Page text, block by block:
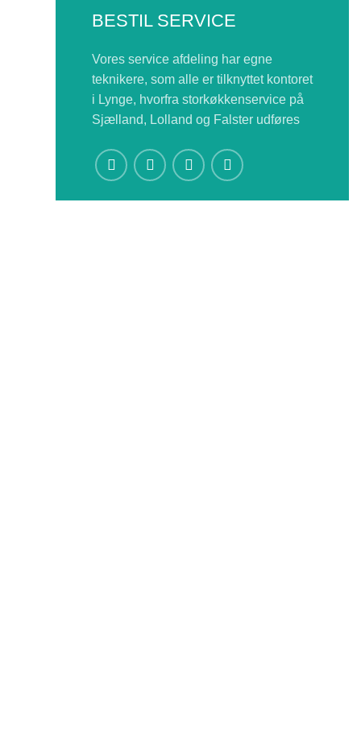
BESTIL SERVICE
Vores service afdeling har egne
teknikere, som alle er tilknyttet kontoret
i Lynge, hvorfra storkøkkenservice på
Sjælland, Lolland og Falster udføres